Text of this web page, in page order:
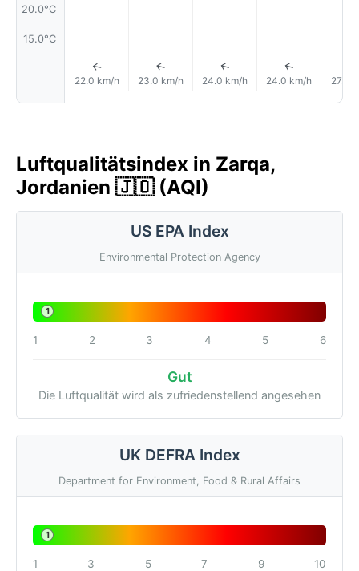
20.0°C
15.0°C
↑
22.0 km/h
↑
23.0 km/h
↑
24.0 km/h
↑
24.0 km/h 27.0
Luftqualitätsindex in Zarqa,
Jordanien 🇯🇴 (AQI)
US EPA Index
Environmental Protection Agency
1
1 2 3 4 5 6
Gut
Die Luftqualität wird als zufriedenstellend angesehen
UK DEFRA Index
Department for Environment, Food & Rural Affairs
1
1 3 5 7 9 10